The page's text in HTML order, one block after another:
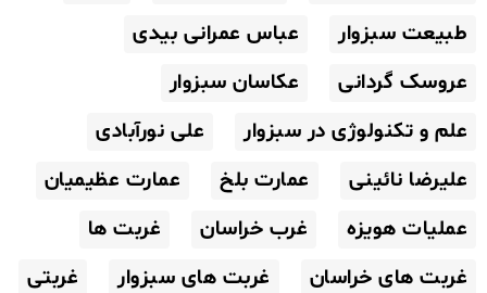
طبیعت سبزوار
عباس عمرانی بیدی
عروسک گردانی
عکاسان سبزوار
علم و تکنولوژی در سبزوار
علی نورآبادی
علیرضا نائینی
عمارت بلخ
عمارت عظیمیان
عملیات هویزه
غرب خراسان
غربت ها
غربت های خراسان
غربت های سبزوار
غربتی